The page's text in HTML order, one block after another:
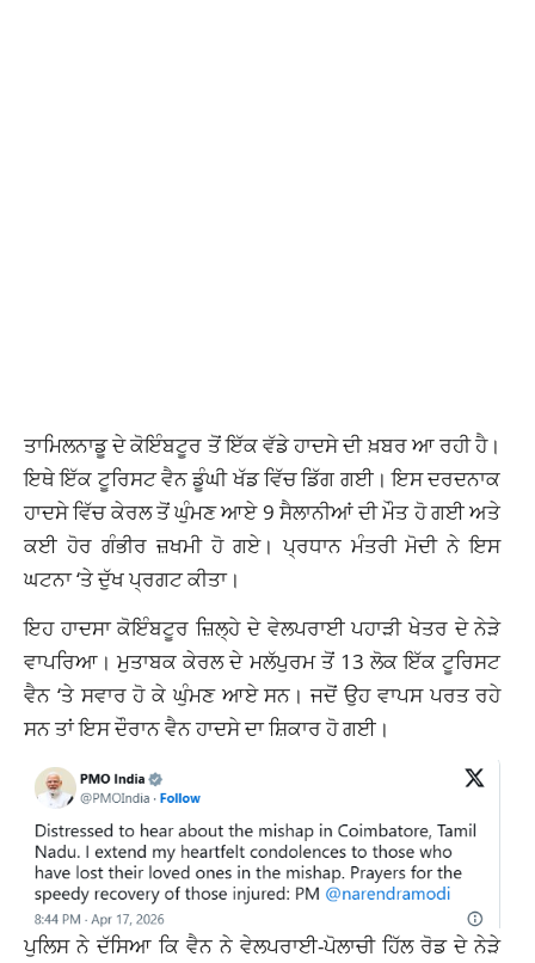
ਤਾਮਿਲਨਾਡੂ ਦੇ ਕੋਇੰਬਟੂਰ ਤੋਂ ਇੱਕ ਵੱਡੇ ਹਾਦਸੇ ਦੀ ਖ਼ਬਰ ਆ ਰਹੀ ਹੈ।
ਇਥੇ ਇੱਕ ਟੂਰਿਸਟ ਵੈਨ ਡੂੰਘੀ ਖੱਡ ਵਿੱਚ ਡਿੱਗ ਗਈ। ਇਸ ਦਰਦਨਾਕ
ਹਾਦਸੇ ਵਿੱਚ ਕੇਰਲ ਤੋਂ ਘੁੰਮਣ ਆਏ 9 ਸੈਲਾਨੀਆਂ ਦੀ ਮੌਤ ਹੋ ਗਈ ਅਤੇ
ਕਈ ਹੋਰ ਗੰਭੀਰ ਜ਼ਖਮੀ ਹੋ ਗਏ। ਪ੍ਰਧਾਨ ਮੰਤਰੀ ਮੋਦੀ ਨੇ ਇਸ
ਘਟਨਾ ‘ਤੇ ਦੁੱਖ ਪ੍ਰਗਟ ਕੀਤਾ।
ਇਹ ਹਾਦਸਾ ਕੋਇੰਬਟੂਰ ਜ਼ਿਲ੍ਹੇ ਦੇ ਵੇਲਪਰਾਈ ਪਹਾੜੀ ਖੇਤਰ ਦੇ ਨੇੜੇ
ਵਾਪਰਿਆ। ਮੁਤਾਬਕ ਕੇਰਲ ਦੇ ਮਲੱਪੁਰਮ ਤੋਂ 13 ਲੋਕ ਇੱਕ ਟੂਰਿਸਟ
ਵੈਨ ‘ਤੇ ਸਵਾਰ ਹੋ ਕੇ ਘੁੰਮਣ ਆਏ ਸਨ। ਜਦੋਂ ਉਹ ਵਾਪਸ ਪਰਤ ਰਹੇ
ਸਨ ਤਾਂ ਇਸ ਦੌਰਾਨ ਵੈਨ ਹਾਦਸੇ ਦਾ ਸ਼ਿਕਾਰ ਹੋ ਗਈ।
ਪੁਲਿਸ ਨੇ ਦੱਸਿਆ ਕਿ ਵੈਨ ਨੇ ਵੇਲਪਰਾਈ-ਪੋਲਾਚੀ ਹਿੱਲ ਰੋਡ ਦੇ ਨੇੜੇ